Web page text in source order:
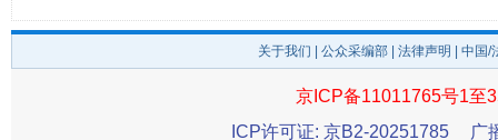
关于我们 公众采编部 法律声明 | 中国
京ICP备11011765号1至
ICP许可证: 京B2-20251785
广